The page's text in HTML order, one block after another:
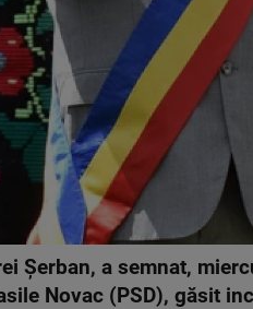
Şerban, a semnat,
Novac (PSD), găsit